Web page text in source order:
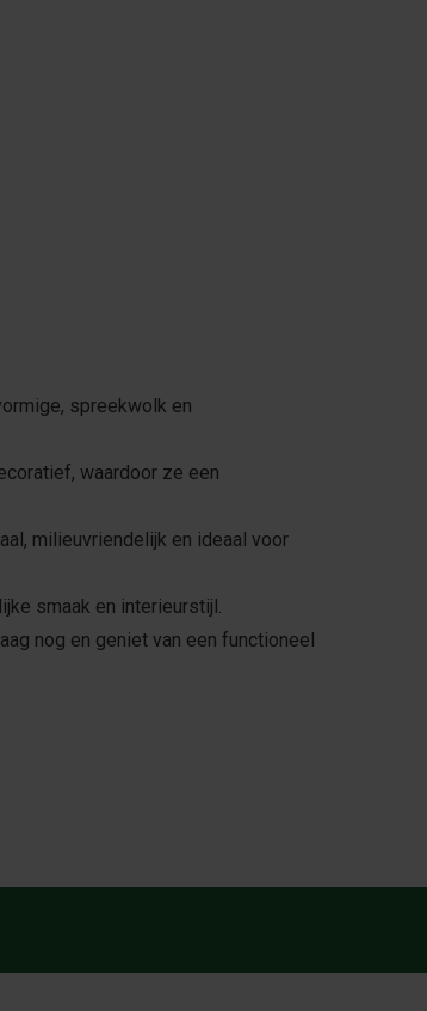
spreekwolk en
waardoor ze een
milieuvriendelijk en ideaal voor
smaak en interieurstijl.
nog en geniet van een functioneel